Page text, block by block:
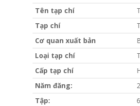
Tên tạp chí
Tạp chí
Cơ quan xuất bản
Loại tạp chí
Cấp tạp chí
Năm đăng:
Tập: